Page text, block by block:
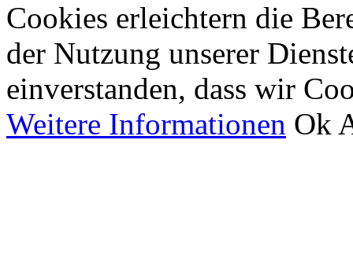
Cookies erleichtern die
der Nutzung unserer
einverstanden, dass wir
Weitere Informationen Ok